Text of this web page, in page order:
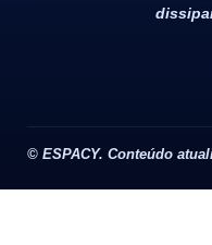
© ESPACY. Conteúdo